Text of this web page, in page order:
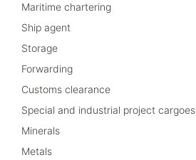
Maritime chartering
Ship agent
Storage
Forwarding
Customs clearance
Special and industrial project cargoes
Minerals
Metals